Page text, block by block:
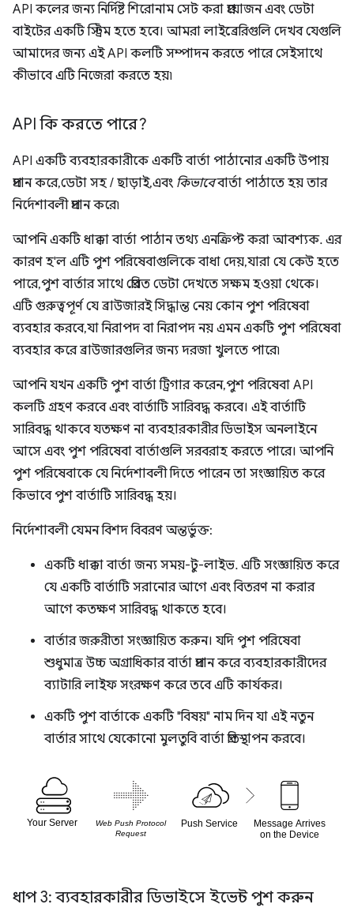
API কলের জন্য নির্দিষ্ট শিরোনাম সেট করা প্রয়োজন এবং ডেটা
বাইটের একটি স্ট্রিম হতে হবে। আমরা লাইব্রেরিগুলি দেখব যেগুলি
আমাদের জন্য এই API কলটি সম্পাদন করতে পারে সেইসাথে
কীভাবে এটি নিজেরা করতে হয়৷
API কি করতে পারে?
API একটি ব্যবহারকারীকে একটি বার্তা পাঠানোর একটি উপায়
প্রদান করে, ডেটা সহ / ছাড়াই, এবং কিভাবেবার্তা পাঠাতে হয় তার
নির্দেশাবলী প্রদান করে৷
আপনি একটি ধাক্কা বার্তা পাঠান তথ্য এনক্রিপ্ট করা আবশ্যক. এর
কারণ হ'ল এটি পুশ পরিষেবাগুলিকে বাধা দেয়, যারা যে কেউ হতে
পারে, পুশ বার্তার সাথে প্রেরিত ডেটা দেখতে সক্ষম হওয়া থেকে।
এটি গুরুত্বপূর্ণ যে ব্রাউজারই সিদ্ধান্ত নেয় কোন পুশ পরিষেবা
ব্যবহার করবে, যা নিরাপদ বা নিরাপদ নয় এমন একটি পুশ পরিষেবা
ব্যবহার করে ব্রাউজারগুলির জন্য দরজা খুলতে পারে৷
আপনি যখন একটি পুশ বার্তা ট্রিগার করেন, পুশ পরিষেবা API
কলটি গ্রহণ করবে এবং বার্তাটি সারিবদ্ধ করবে। এই বার্তাটি
সারিবদ্ধ থাকবে যতক্ষণ না ব্যবহারকারীর ডিভাইস অনলাইনে
আসে এবং পুশ পরিষেবা বার্তাগুলি সরবরাহ করতে পারে। আপনি
পুশ পরিষেবাকে যে নির্দেশাবলী দিতে পারেন তা সংজ্ঞায়িত করে
কিভাবে পুশ বার্তাটি সারিবদ্ধ হয়।
নির্দেশাবলী যেমন বিশদ বিবরণ অন্তর্ভুক্ত:
একটি ধাক্কা বার্তা জন্য সময়-টু-লাইভ. এটি সংজ্ঞায়িত করে
যে একটি বার্তাটি সরানোর আগে এবং বিতরণ না করার
আগে কতক্ষণ সারিবদ্ধ থাকতে হবে।
বার্তার জরুরীতা সংজ্ঞায়িত করুন। যদি পুশ পরিষেবা
শুধুমাত্র উচ্চ অগ্রাধিকার বার্তা প্রদান করে ব্যবহারকারীদের
ব্যাটারি লাইফ সংরক্ষণ করে তবে এটি কার্যকর।
একটি পুশ বার্তাকে একটি "বিষয়" নাম দিন যা এই নতুন
বার্তার সাথে যেকোনো মুলতুবি বার্তা প্রতিস্থাপন করবে।
ধাপ 3: ব্যবহারকারীর ডিভাইসে ইভেন্ট পুশ করুন